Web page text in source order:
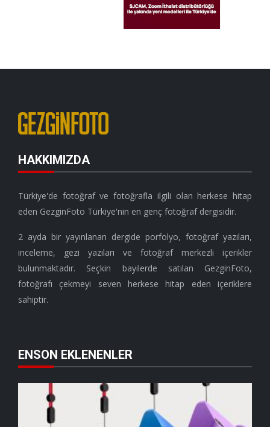
HAKKIMIZDA
Türkiye'de fotoğraf ve fotoğrafla ilgili olan herkese hitap
eden GezginFoto Türkiye'nin en genç fotoğraf dergisidir.
2 ayda bir yayınlanan dergide porfolyo, fotoğraf yazıları,
inceleme, gezi yazıları ve fotoğraf merkezli içerikler
bulunmaktadır. Seçkin bayilerde satılan GezginFoto,
fotoğrafı çekmeyi seven herkese hitap eden içeriklere
sahiptir.
ENSON EKLENENLER